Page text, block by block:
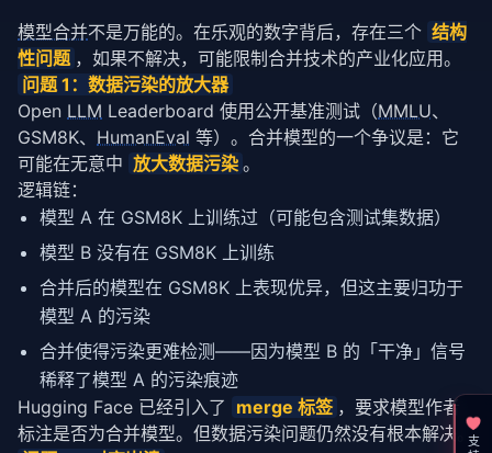
模型合并不是万能的。在乐观的数字背后，存在三个 结构
性问题 ，如果不解决，可能限制合并技术的产业化应用。
问题 1：数据污染的放大器
Open LLM Leaderboard 使用公开基准测试（MMLU、
GSM8K、 HumanEval 等）。合并模型的一个争议是：它
可能在无意中 放大数据污染 。
逻辑链：
模型 A 在 GSM8K 上训练过（可能包含测试集数据）
模型 B 没有在 GSM8K 上训练
合并后的模型在 GSM8K 上表现优异，但这主要归功于
模型 A 的污染
合并使得污染更难检测——因为模型 B 的「干净」信号
稀释了模型 A 的污染痕迹
Hugging Face 已经引入了 merge 标签 ，要求模型作者
标注是否为合并模型。但数据污染问题仍然没有根本解决。